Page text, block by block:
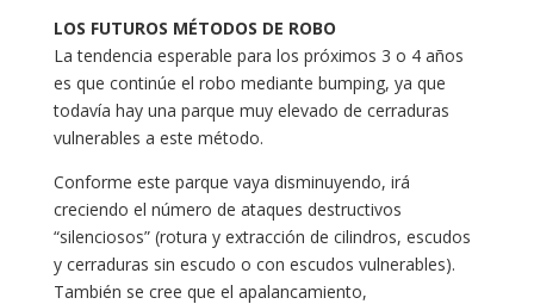
LOS FUTUROS MÉTODOS DE ROBO
La tendencia esperable para los próximos 3 o 4 años
es que continúe el robo mediante bumping, ya que
todavía hay una parque muy elevado de cerraduras
vulnerables a este método.
Conforme este parque vaya disminuyendo, irá
creciendo el número de ataques destructivos
“silenciosos” (rotura y extracción de cilindros, escudos
y cerraduras sin escudo o con escudos vulnerables).
También se cree que el apalancamiento,